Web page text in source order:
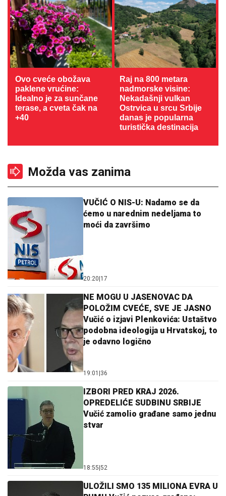
Ovo cveće obožava
paklene vrućine:
Idealno je za sunčane
terase, a cveta čak na
+40
Raj na 800 metara
nadmorske visine:
Nekadašnji vulkan
Ostrvica u srcu Srbije
danas je popularna
turistička destinacija
Možda vas zanima
VUČIĆ O NIS-U: Nadamo se da
ćemo u narednim nedeljama to
moći da završimo
20:20|17
NE MOGU U JASENOVAC DA
POLOŽIM CVEĆE, SVE JE JASNO
Vučić o izjavi Plenkovića: Ustaštvo
podobna ideologija u Hrvatskoj, to
je odavno logično
19:01 |36
IZBORI PRED KRAJ 2026.
OPREDELIĆE SUDBINU SRBIJE
Vučić zamolio građane samo jednu
stvar
18:55|52
ULOŽILI SMO 135 MILIONA EVRA U